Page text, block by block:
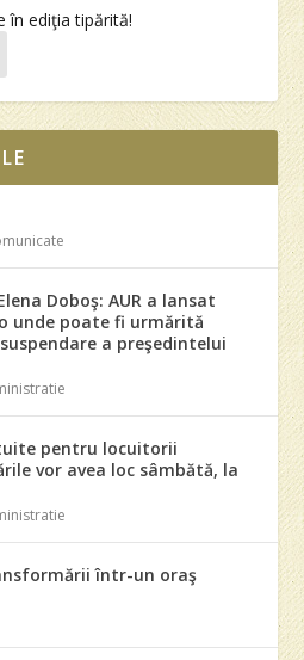
în ediţia tipărită!
Doboş: AUR a lansat
unde poate fi urmărită
a preşedintelui
pentru locuitorii
vor avea loc sâmbătă, la
într-un oraş